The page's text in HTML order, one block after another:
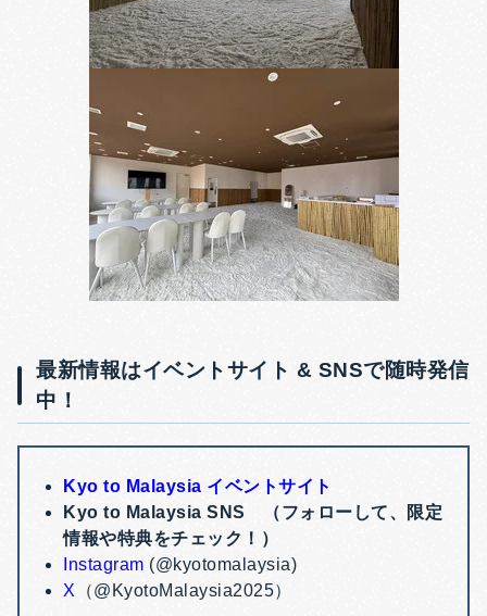
最新情報はイベントサイト & SNSで随時発信
中！
Kyo to Malaysia イベントサイト
Kyo to Malaysia SNS （フォローして、限定
情報や特典をチェック！）
Instagram (@kyotomalaysia)
X （@KyotoMalaysia2025）